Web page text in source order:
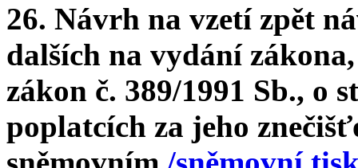
26. Návrh na vzetí zpět
dalších na vydání
zákon č. 389/1991 Sb., o
poplatcích za jeho